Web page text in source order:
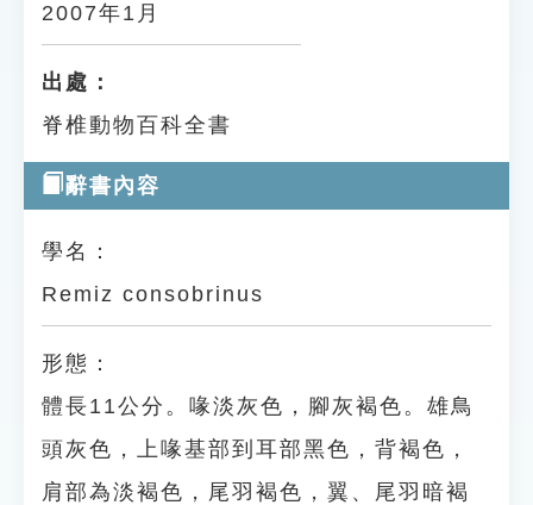
貓頭鷹博士
2007年1月
出處：
脊椎動物百科全書
辭書內容
學名：
Remiz consobrinus
形態：
體長11公分。喙淡灰色，腳灰褐色。雄鳥
頭灰色，上喙基部到耳部黑色，背褐色，
肩部為淡褐色，尾羽褐色，翼、尾羽暗褐